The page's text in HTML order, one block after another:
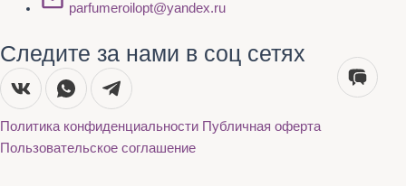
parfumeroilopt@yandex.ru
Следите за нами в соц сетях
Политика конфиденциальности Публичная оферта
Пользовательское соглашение